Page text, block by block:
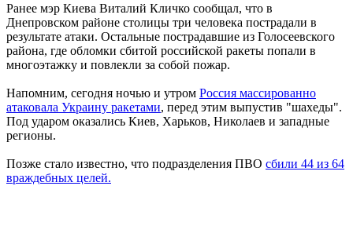
Ранее мэр Киева Виталий Кличко сообщал, что в
Днепровском районе столицы три человека пострадали в
результате атаки. Остальные пострадавшие из Голосеевского
района, где обломки сбитой российской ракеты попали в
многоэтажку и повлекли за собой пожар.
Напомним, сегодня ночью и утром Россия массированно
атаковала Украину ракетами, перед этим выпустив "шахеды".
Под ударом оказались Киев, Харьков, Николаев и западные
регионы.
Позже стало известно, что подразделения ПВО сбили 44 из 64
враждебных целей.